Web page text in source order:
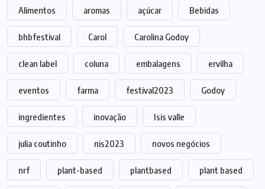
Alimentos aromas açúcar Bebidas
bhbfestival Carol Carolina Godoy
clean label coluna embalagens ervilha
eventos farma festival2023 Godoy
ingredientes inovação Isis valle
julia coutinho nis2023 novos negócios
nrf plant-based plantbased plant based